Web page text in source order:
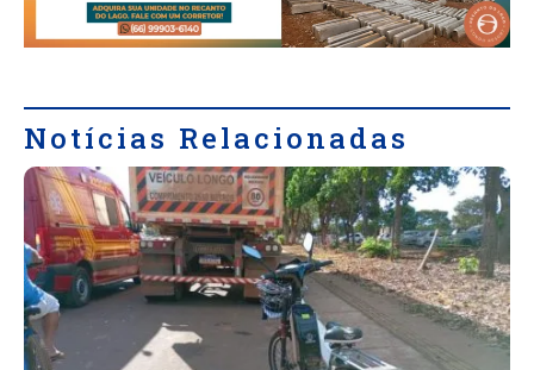
Notícias Relacionadas